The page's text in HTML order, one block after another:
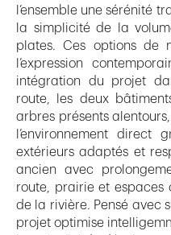
l’ensemble une sérénité
la simplicité de la
plates. Ces options de
l’expression
intégration du projet
route, les deux
arbres présents
l’environnement direct
extérieurs adaptés et
ancien avec
route, prairie et
de la rivière. Pensé avec
projet optimise